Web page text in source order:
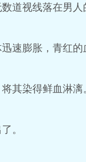
道视线落在男人
速膨胀，青红的
其染得鲜血淋漓
。